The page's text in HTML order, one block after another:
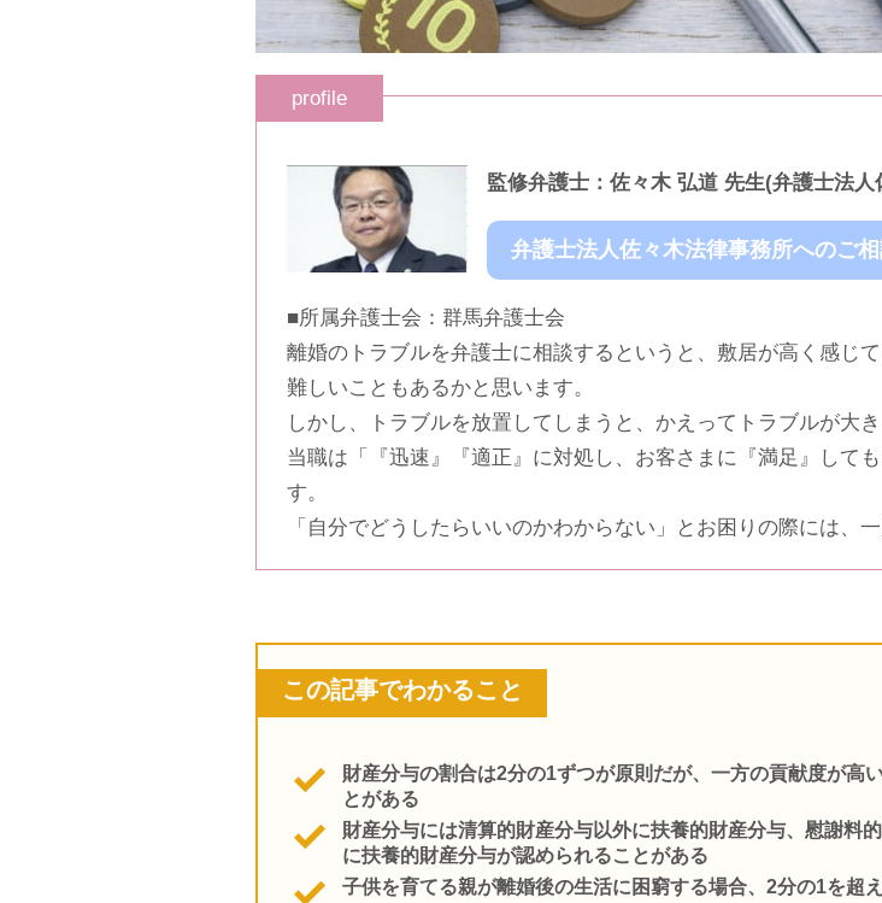
監修弁護士：佐々木 弘道 先生(弁護士法人
弁護士法人佐々木法律事務所へのご
■所属弁護士会：群馬弁護士会
離婚のトラブルを弁護士に相談するというと、敷居が高く感じ
難しいこともあるかと思います。
しかし、トラブルを放置してしまうと、かえってトラブルが大
当職は「『迅速』『適正』に対処し、お客さまに『満足』して
す。
「自分でどうしたらいいのかわからない」とお困りの際には、
この記事でわかること
財産分与の割合は2分の1ずつが原則だが、一方の貢献度が高
とがある
財産分与には清算的財産分与以外に扶養的財産分与、慰謝料
に扶養的財産分与が認められることがある
子供を育てる親が離婚後の生活に困窮する場合、2分の1を超